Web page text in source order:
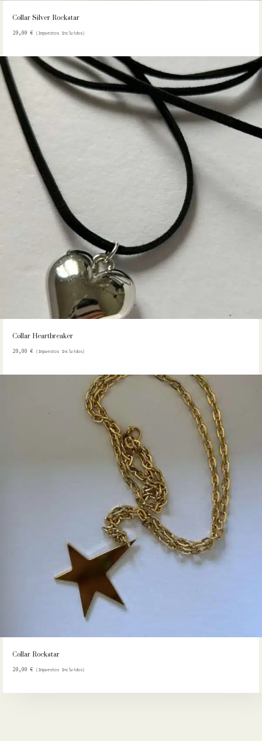
Collar Silver Rockstar
20,00€ (Impuestos Incluidos)
Collar Heartbreaker
20,00€ (Impuestos Incluidos)
Collar Rockstar
20,00€ (Impuestos Incluidos)